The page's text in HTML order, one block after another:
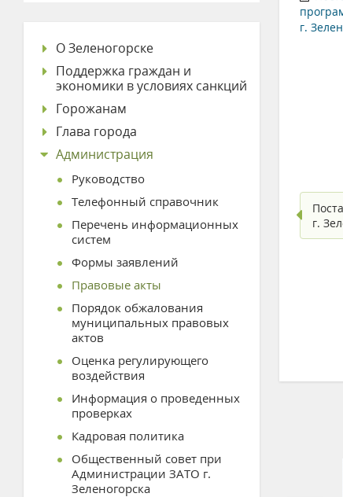
г.
г.
О Зеленогорске
Поддержка граждан и
экономики в условиях санкций
Горожанам
Глава города
Администрация
Руководство
Телефонный справочник
Перечень информационных
систем
Формы заявлений
Правовые акты
Порядок обжалования
муниципальных правовых
актов
Оценка регулирующего
воздействия
Информация о проведенных
проверках
Кадровая политика
Общественный совет при
Администрации ЗАТО г.
Зеленогорска